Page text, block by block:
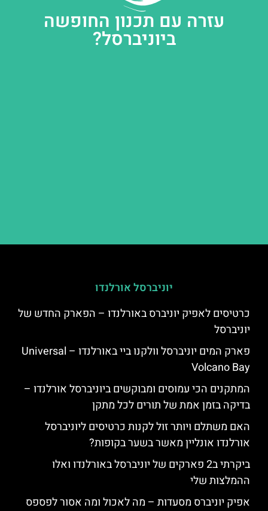
עזרה עם תכנון החופשה
ביוניברסל?
יוניברסל אורלנדו
כרטיסים לאפיק יוניברס באורלנדו – הפארק החדש של
יוניברסל
פארק המים יוניברסל וולקנו ביי באורלנדו – Universal
Volcano Bay
המתקנים הכי עמוסים ומבוקשים ביוניברסל אורלנדו –
בדיקה בזמן אמת של תורים לכל מתקן
האם משתלם ויותר זול לקנות כרטיסים ליוניברסל
אורלנדו אונליין מאשר בשער בקופות?
ביקרתי ב2 פארקים של יוניברסל באורלנדו ואלו
ההמלצות שלי
אפיק יוניברס מסעדות – מה לאכול ומה אסור לפספס